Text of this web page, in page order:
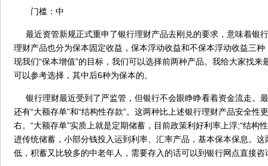
门槛：中
最近资管新规正式重申了银行理财产品去刚兑的要求，意味着银
理财产品也分为保本固定收益，保本浮动收益和不保本浮动收益三
现我们“保本增值”的目标，我们可以选择前两种产品。我给大家找来
可以参考选择，其中后6种为保本的。
银行理财最近受到了严监管，但银行不会眼睁睁看着资金流走。
还有“大额存单”和“结构性存款”。这两种比上述银行理财产品安全性
右。“大额存单”实质上就是定期储蓄，目前政策利好利率上浮;“结构
进传统储蓄，小部分钱投入运到利率、汇率产品，基本保本保息。
低，积蓄又比较多的中老年人，需要存入的话可以到银行网点直接